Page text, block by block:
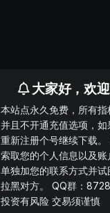
大家好，欢
本站点永久免费，所有指
并且不开通充值选项，
重新注册个号继续下载
索取您的个人信息以及
单独加您的联系方式并
拉黑对方。 QQ群：
投资有风险 交易须谨慎